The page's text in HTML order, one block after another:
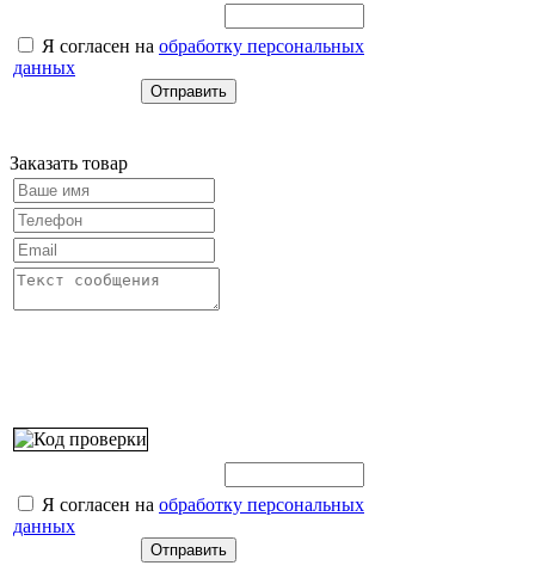
Я согласен на обработку персональных
данных
Заказать товар
Я согласен на обработку персональных
данных